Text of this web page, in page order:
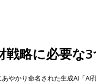
戦略に必要な
やかり命名された生成AI「AI